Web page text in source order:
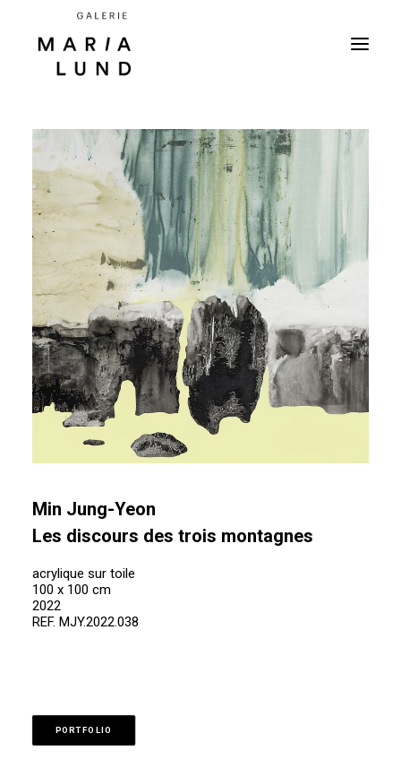
Min Jung-Yeon
Les discours des trois montagnes
acrylique sur toile
100 x 100 cm
2022
REF. MJY.2022.038
PORTFOLIO